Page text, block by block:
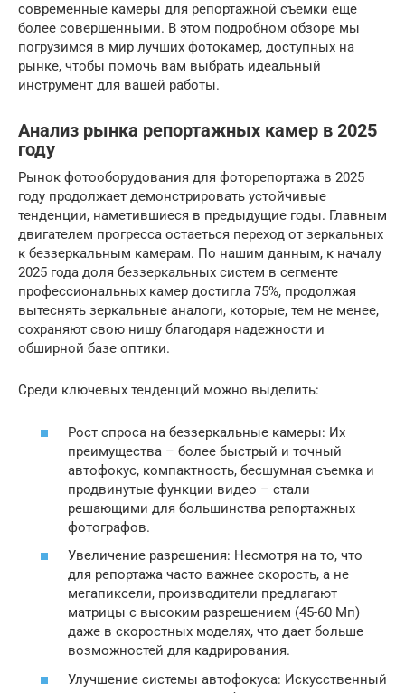
современные камеры для репортажной съемки еще
более совершенными. В этом подробном обзоре мы
погрузимся в мир лучших фотокамер, доступных на
рынке, чтобы помочь вам выбрать идеальный
инструмент для вашей работы.
Анализ рынка репортажных камер в 2025
году
Рынок фотооборудования для фоторепортажа в 2025
году продолжает демонстрировать устойчивые
тенденции, наметившиеся в предыдущие годы. Главным
двигателем прогресса остаеться переход от зеркальных
к беззеркальным камерам. По нашим данным, к началу
2025 года доля беззеркальных систем в сегменте
профессиональных камер достигла 75%, продолжая
вытеснять зеркальные аналоги, которые, тем не менее,
сохраняют свою нишу благодаря надежности и
обширной базе оптики.
Среди ключевых тенденций можно выделить:
Рост спроса на беззеркальные камеры: Их
преимущества – более быстрый и точный
автофокус, компактность, бесшумная съемка и
продвинутые функции видео – стали
решающими для большинства репортажных
фотографов.
Увеличение разрешения: Несмотря на то, что
для репортажа часто важнее скорость, а не
мегапиксели, производители предлагают
матрицы с высоким разрешением (45-60 Мп)
даже в скоростных моделях, что дает больше
возможностей для кадрирования.
Улучшение системы автофокуса: Искусственный